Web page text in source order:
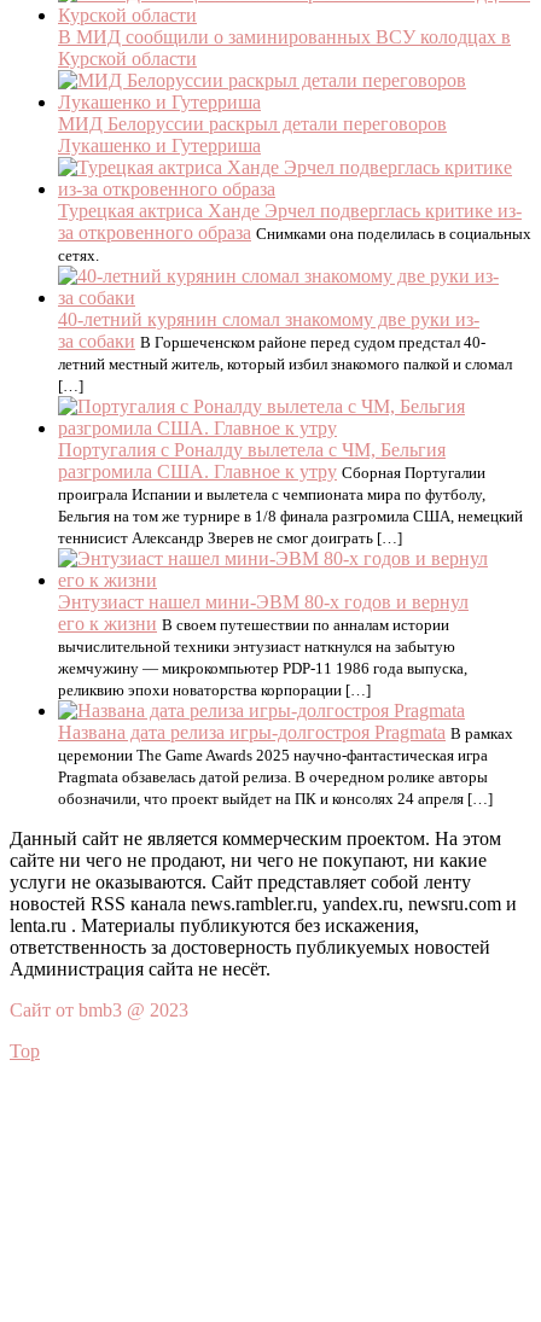
В МИД сообщили о заминированных ВСУ колодцах в
Курской области
МИД Белоруссии раскрыл детали переговоров
Лукашенко и Гутерриша
Турецкая актриса Ханде Эрчел подверглась критике из-
за откровенного образа Снимками она поделилась в социальных
сетях.
40-летний курянин сломал знакомому две руки из-
за собаки В Горшеченском районе перед судом предстал 40-
летний местный житель, который избил знакомого палкой и сломал
[…]
Португалия с Роналду вылетела с ЧМ, Бельгия
разгромила США. Главное к утру Сборная Португалии
проиграла Испании и вылетела с чемпионата мира по футболу,
Бельгия на том же турнире в 1/8 финала разгромила США, немецкий
теннисист Александр Зверев не смог доиграть […]
Энтузиаст нашел мини-ЭВМ 80-х годов и вернул
его к жизни В своем путешествии по анналам истории
вычислительной техники энтузиаст наткнулся на забытую
жемчужину — микрокомпьютер PDP-11 1986 года выпуска,
реликвию эпохи новаторства корпорации […]
Названа дата релиза игры-долгостроя Pragmata В рамках
церемонии The Game Awards 2025 научно-фантастическая игра
Pragmata обзавелась датой релиза. В очередном ролике авторы
обозначили, что проект выйдет на ПК и консолях 24 апреля […]
Данный сайт не является коммерческим проектом. На этом
сайте ни чего не продают, ни чего не покупают, ни какие
услуги не оказываются. Сайт представляет собой ленту
новостей RSS канала news.rambler.ru, yandex.ru, newsru.com и
lenta.ru . Материалы публикуются без искажения,
ответственность за достоверность публикуемых новостей
Администрация сайта не несёт.
Сайт от bmb3 @ 2023
Top